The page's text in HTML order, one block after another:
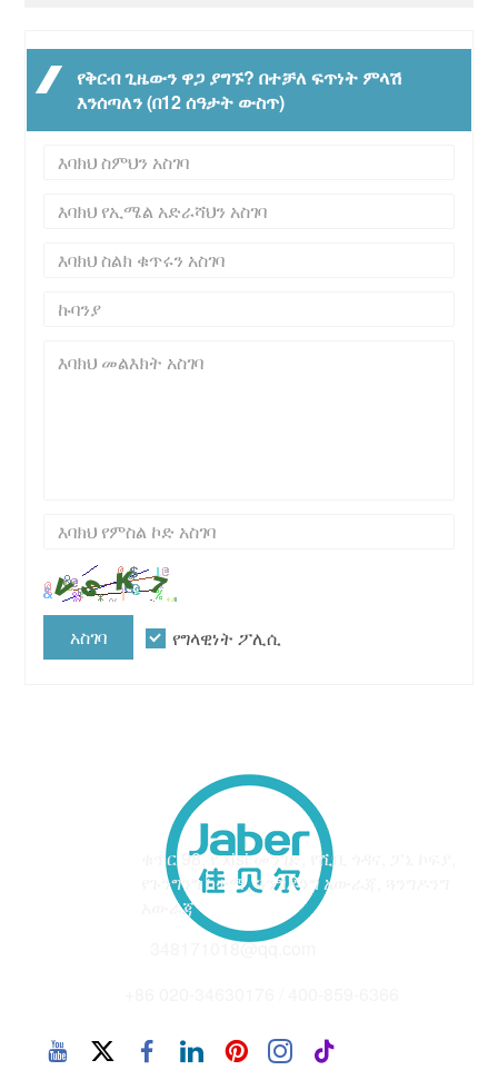
የቅርብ ጊዜውን ዋጋ ያግኙ? በተቻለ ፍጥነት ምላሽ
እንሰጣለን (በ12 ሰዓታት ውስጥ)
አስገባ የግላዊነት ፖሊሲ
ቁጥር 98, የ xisi መንገድ, የሺቢ ጎዳና, ፓኒ ኮፍያ,
የጉንግንግ ከተማ, ጓንግዶንግ አውራጃ, ጓንግዶንግ
አውራጃ
348171018@qq.com